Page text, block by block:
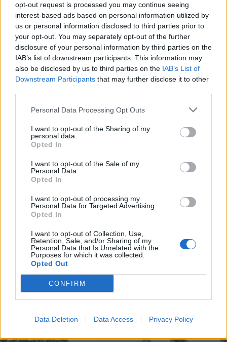
opt-out request is processed you may continue seeing
interest-based ads based on personal information utilized by
us or personal information disclosed to third parties prior to
your opt-out. You may separately opt-out of the further
disclosure of your personal information by third parties on the
IAB’s list of downstream participants. This information may
also be disclosed by us to third parties on the IAB’s List of
Downstream Participants that may further disclose it to other
Personal Data Processing Opt Outs
I want to opt-out of the Sharing of my
personal data.
Opted In
I want to opt-out of the Sale of my
Personal Data.
Opted In
I want to opt-out of processing my
Personal Data for Targeted Advertising.
Opted In
I want to opt-out of Collection, Use,
Retention, Sale, and/or Sharing of my
Personal Data that Is Unrelated with the
Purposes for which it was collected.
Opted Out
CONFIRM
Data Deletion Data Access Privacy Policy
2026. augusztus 09., vasárnap
A magyarság szimbóluma, de
voltaképpen melyik madár a turul?
2026. augusztus 09., vasárnap
Háromszék újabb drágaköve –
befejeződött az oltszemi Mikó-
kastély felújítása